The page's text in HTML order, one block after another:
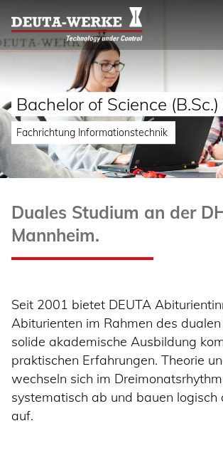
Bachelor of Science
Fachrichtung Informationstechnik
Duales Studium an der
Mannheim.
Seit 2001 bietet DEUTA
Abiturienten im Rahmen des
solide akademische Ausbildung
praktischen Erfahrungen. Theorie
wechseln sich im
systematisch ab und bauen logisch
auf.